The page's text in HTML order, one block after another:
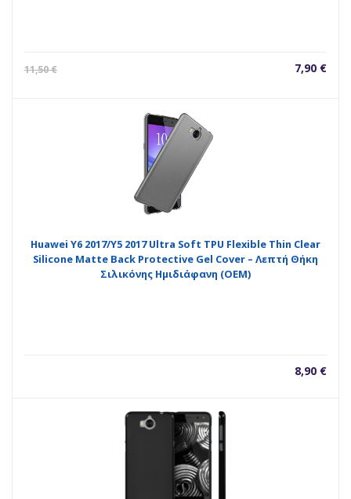
11,50€ 7,90 €
Η
Huawei Y6 2017/Y5 2017 Ultra Soft TPU Flexible Thin Clear
Silicone Matte Back Protective Gel Cover – Λεπτή Θήκη
Σιλικόνης Ημιδιάφανη (ΟΕΜ)
8,90 €